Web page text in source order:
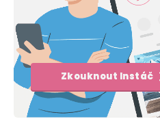
l
Zkouknout Instáč